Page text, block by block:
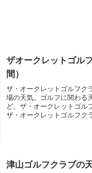
ザオークレットゴル
間）
ザ・オークレットゴルフク
場の天気。ゴルフに関わる
ど。ザ・オークレットゴル
ザ・オークレットゴルフク
津山ゴルフクラブの